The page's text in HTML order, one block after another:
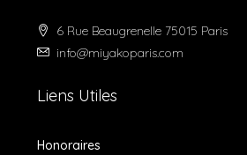
6 Rue Beaugrenelle 75015 Paris
info@miyakoparis.com
Liens Utiles
Honoraires